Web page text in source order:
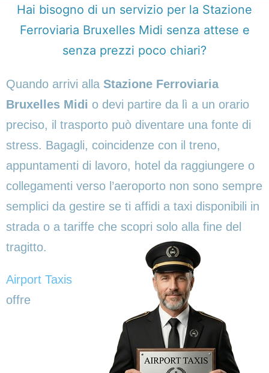
Hai bisogno di un servizio per la Stazione
Ferroviaria Bruxelles Midi senza attese e
senza prezzi poco chiari?
Quando arrivi alla Stazione Ferroviaria
Bruxelles Midi o devi partire da lì a un orario
preciso, il trasporto può diventare una fonte di
stress. Bagagli, coincidenze con il treno,
appuntamenti di lavoro, hotel da raggiungere o
collegamenti verso l’aeroporto non sono sempre
semplici da gestire se ti affidi a taxi disponibili in
strada o a tariffe che scopri solo alla fine del
tragitto.
Airport Taxis
offre